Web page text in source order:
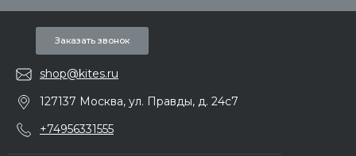
Заказать звонок
shop@kites.ru
127137 Москва, ул. Правды, д. 24с7
+74956331555